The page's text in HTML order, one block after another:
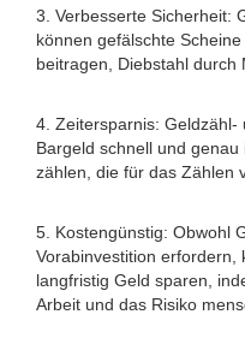
3. Verbesserte Sicherheit:
können gefälschte
beitragen, Diebstahl durch
4. Zeitersparnis:
Bargeld schnell und
zählen, die für das Zählen
5. Kostengünstig: Obwohl
Vorabinvestition erfordern,
langfristig Geld sparen,
Arbeit und das Risiko